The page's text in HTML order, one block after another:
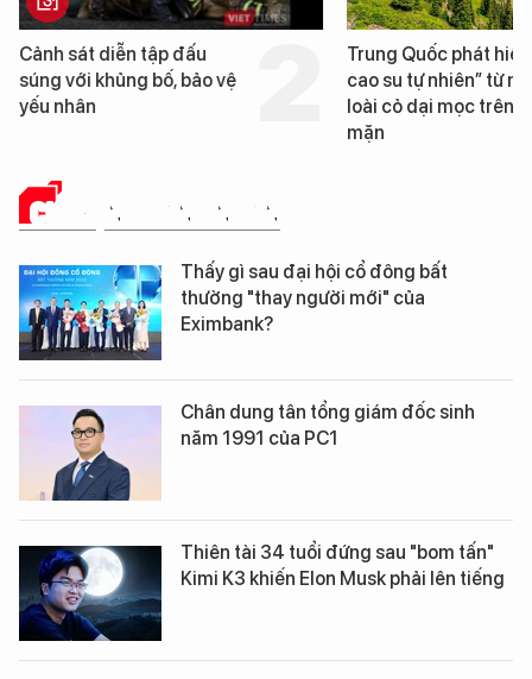
Trung Quốc phát hiện “mỏ
cao su tự nhiên” từ một
loài cỏ dại mọc trên đất
Loạt dự án bất động
Đà Nẵng sắp bị kiểm
CHUYỆN DOANH NHÂN
Thấy gì sau đại hội cổ đông bất
thường "thay người mới" của
Eximbank?
Chân dung tân tổng giám đốc sinh
năm 1991 của PC1
Thiên tài 34 tuổi đứng sau "bom tấn"
Kimi K3 khiến Elon Musk phải lên tiếng